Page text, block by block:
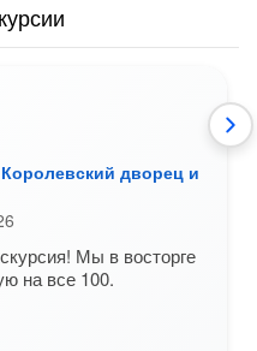
дворец и
Мы в восторге
на все 100.